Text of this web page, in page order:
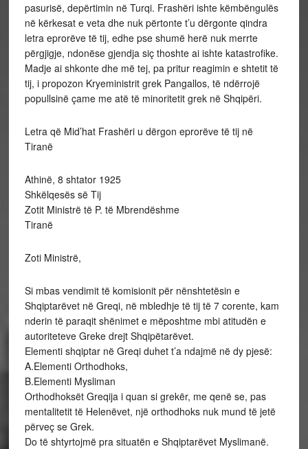
pasurisë, depërtimin në Turqi. Frashëri ishte këmbëngulës
në kërkesat e veta dhe nuk përtonte t’u dërgonte qindra
letra eprorëve të tij, edhe pse shumë herë nuk merrte
përgjigje, ndonëse gjendja siç thoshte ai ishte katastrofike.
Madje ai shkonte dhe më tej, pa pritur reagimin e shtetit të
tij, i propozon Kryeministrit grek Pangallos, të ndërrojë
popullsinë çame me atë të minoritetit grek në Shqipëri.
Letra që Mid’hat Frashëri u dërgon eprorëve të tij në
Tiranë
Athinë, 8 shtator 1925
Shkëlqesës së Tij
Zotit Ministrë të P. të Mbrendëshme
Tiranë
Zoti Ministrë,
Si mbas vendimit të komisionit për nënshtetësin e
Shqiptarëvet në Greqi, në mbledhje të tij të 7 corente, kam
nderin të paraqit shënimet e mëposhtme mbi atitudën e
autoriteteve Greke drejt Shqipëtarëvet.
Elementi shqiptar në Greqi duhet t’a ndajmë në dy pjesë:
A.Elementi Orthodhoks,
B.Elementi Mysliman
Orthodhoksët Greqija i quan si grekër, me qenë se, pas
mentalitetit të Helenëvet, një orthodhoks nuk mund të jetë
përveç se Grek.
Do të shtyrtojmë pra situatën e Shqiptarëvet Myslimanë.